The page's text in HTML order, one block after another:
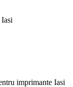
imprimante Iasi